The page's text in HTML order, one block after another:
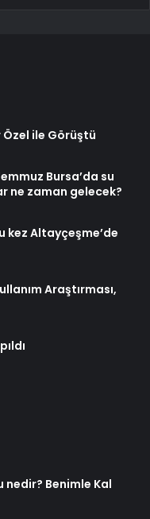
Özel ile Görüştü
Bursa’da su
ne zaman gelecek?
kez Altayçeşme’de
Araştırması,
Benimle Kal